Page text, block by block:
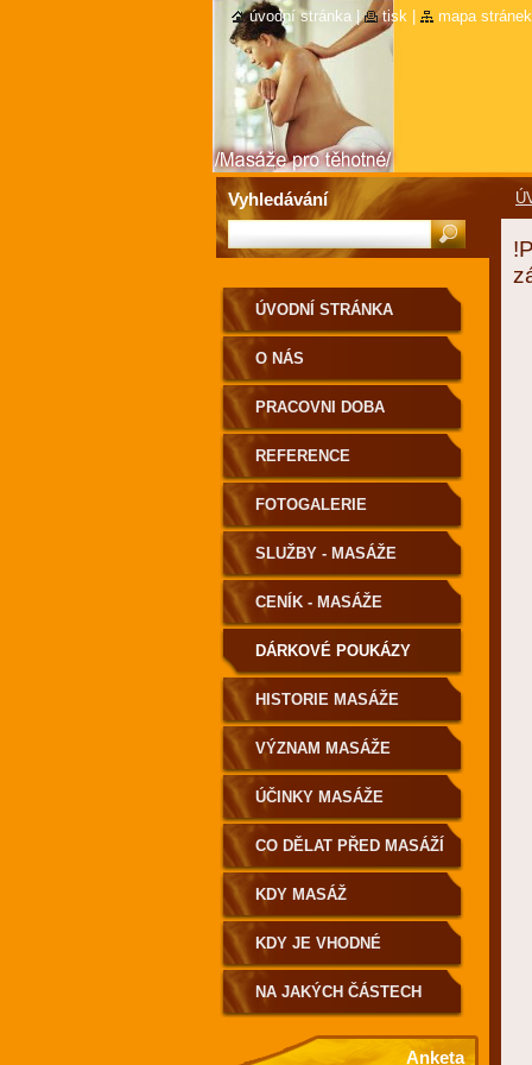
ÚVODNÍ STRÁNKA
O NÁS
PRACOVNI DOBA
REFERENCE
FOTOGALERIE
SLUŽBY - MASÁŽE
CENÍK - MASÁŽE
DÁRKOVÉ POUKÁZY
HISTORIE MASÁŽE
VÝZNAM MASÁŽE
ÚČINKY MASÁŽE
CO DĚLAT PŘED MASÁŽÍ
A PO MASÁŽÍ
KDY MASÁŽ
NEDOPORUČUJEME
KDY JE VHODNÉ
PORADIT SE O
VHODNOSTI MASÁŽE S
NA JAKÝCH ČÁSTECH
TĚLA NEMASÍRUJEME
Anketa
Vyhledávání
úvodní stránka | tisk mapa stránek